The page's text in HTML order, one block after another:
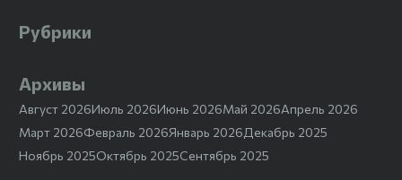
Рубрики
Архивы
Август 2026Июль 2026Июнь 2026Май 2026Апрель 2026
Март 2026Февраль 2026Январь 2026Декабрь 2025
Ноябрь 2025Октябрь 2025Сентябрь 2025